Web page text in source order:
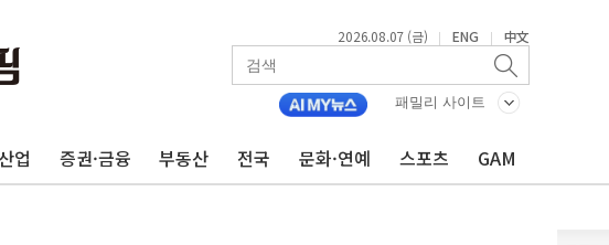
2026.08.07 (금) | ENG | 中文
패밀리 사이트
산업 증권·금융 부동산 전국 문화·연예 스포츠 GAM
우크라 드론으로 나토 회원국 공격 검토… 거짓 깃발 작전"
리서 젠슨 황 재회…로봇·AI 데이터센터·모빌리티 구체화
N% 성과급 반대…상법·자본시장법 개정 논의"
가선물 AI주 차익실현 속 혼조세...웨스턴디지털·샌디스크↓